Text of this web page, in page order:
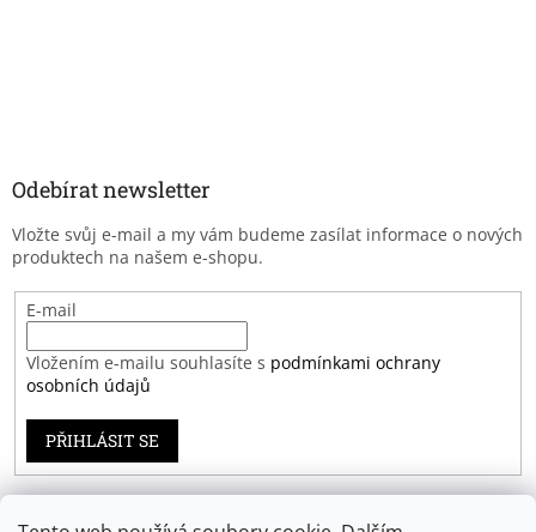
Odebírat newsletter
Vložte svůj e-mail a my vám budeme zasílat informace o nových
produktech na našem e-shopu.
E-mail
Vložením e-mailu souhlasíte s podmínkami ochrany
osobních údajů
PŘIHLÁSIT SE